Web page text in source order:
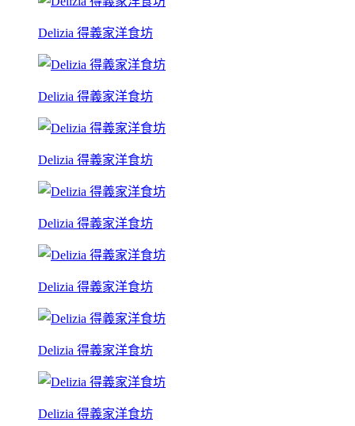
Delizia 得義家洋食坊
Delizia 得義家洋食坊
Delizia 得義家洋食坊
Delizia 得義家洋食坊
Delizia 得義家洋食坊
Delizia 得義家洋食坊
Delizia 得義家洋食坊